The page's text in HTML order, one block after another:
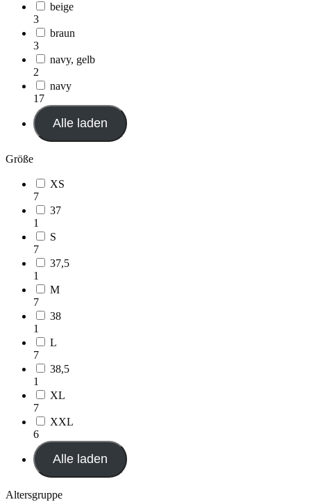
beige
3
braun
3
navy, gelb
2
navy
17
Alle laden
Größe
XS
7
37
1
S
7
37,5
1
M
7
38
1
L
7
38,5
1
XL
7
XXL
6
Alle laden
Altersgruppe